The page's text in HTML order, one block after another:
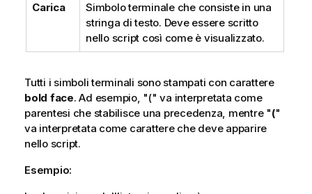
Carica
Simbolo terminale che consiste in una
stringa di testo. Deve essere scritto
nello script così come è visualizzato.
Tutti i simboli terminali sono stampati con carattere
bold face. Ad esempio, "(" va interpretata come
parentesi che stabilisce una precedenza, mentre "("
va interpretata come carattere che deve apparire
nello script.
Esempio: